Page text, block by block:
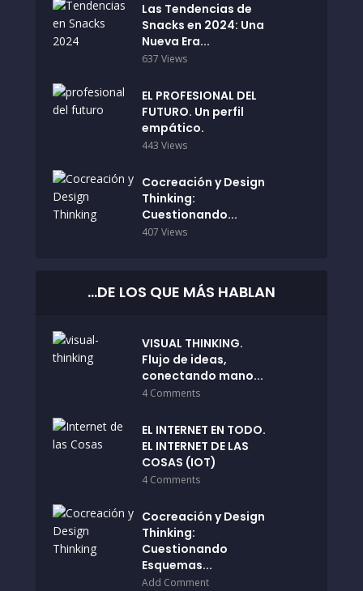
Las Tendencias de
Snacks en 2024: Una
Nueva Era...
637 Views
EL PROFESIONAL DEL
FUTURO. Un perfil
empático.
443 Views
Cocreación y Design
Thinking:
Cuestionando...
407 Views
…DE LOS QUE MÁS HABLAN
VISUAL THINKING.
Flujo de ideas,
conectando mano...
4 Comments
EL INTERNET EN TODO.
EL INTERNET DE LAS
COSAS (IOT)
4 Comments
Cocreación y Design
Thinking:
Cuestionando
Esquemas...
Add Comment